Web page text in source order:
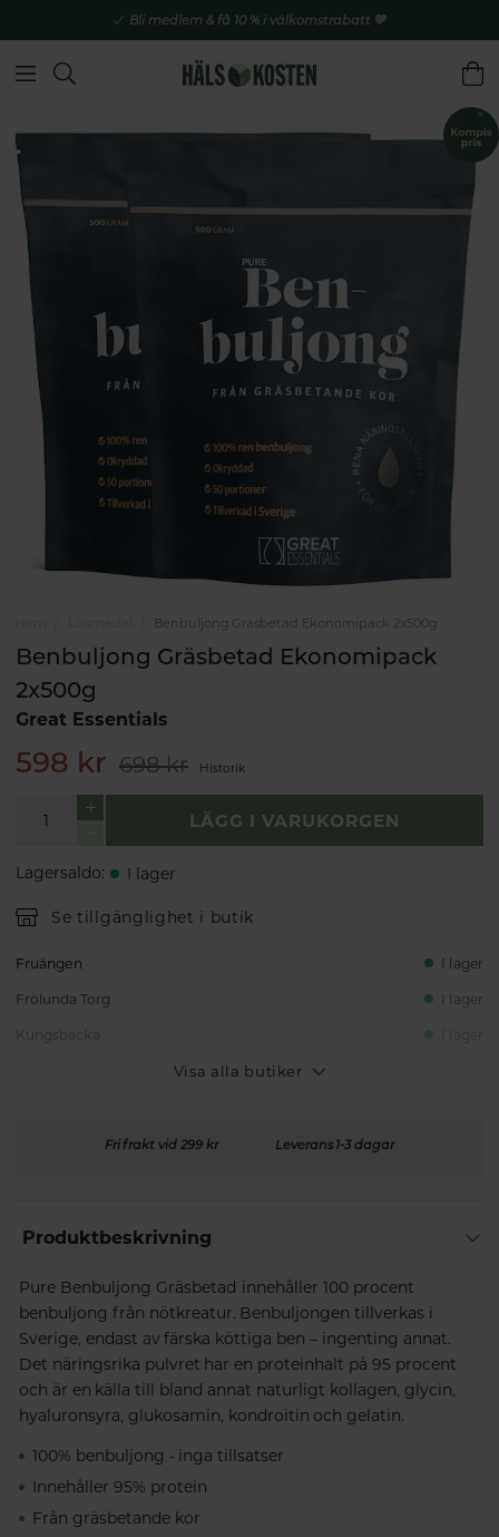
Bli medlem & få 10 % i välkomstrabatt 💚
Benbuljong Gräsbetad Ekonomipack 2x500g
Benbuljong Gräsbetad Ekonomipack
2x500g
Great Essentials
598 kr 698 kr Historik
LÄGG I VARUKORGEN
Lagersaldo: I lager
Se tillgänglighet i butik
Fruängen I lager
Frölunda Torg I lager
Visa alla butiker
Fri frakt vid 299 kr Leverans 1-3 dagar
Produktbeskrivning
Pure Benbuljong Gräsbetad innehåller 100 procent
benbuljong från nötkreatur. Benbuljongen tillverkas i
Sverige, endast av färska köttiga ben – ingenting annat.
Det näringsrika pulvret har en proteinhalt på 95 procent
och är en källa till bland annat naturligt kollagen, glycin,
hyaluronsyra, glukosamin, kondroitin och gelatin.
100% benbuljong - inga tillsatser
Innehåller 95% protein
Från gräsbetande kor